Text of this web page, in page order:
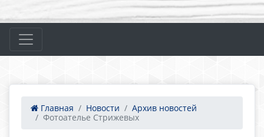
Главная Новости
Архив новостей
Фотоателье Стрижевых